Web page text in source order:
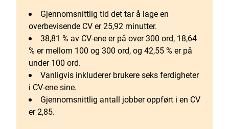
Gjennomsnittlig tid det tar å lage en
overbevisende CV er 25,92 minutter.
38,81 % av CV-ene er på over 300 ord, 18,64
% er mellom 100 og 300 ord, og 42,55 % er på
under 100 ord.
Vanligvis inkluderer brukere seks ferdigheter
i CV-ene sine.
Gjennomsnittlig antall jobber oppført i en CV
er 2,85.